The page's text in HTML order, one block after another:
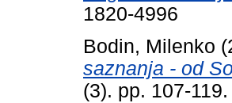
1820-4996
Bodin, Milenko
saznanja - od
(3). pp. 107-